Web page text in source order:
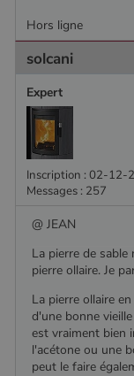
Hors ligne
solcani
Expert
Inscription : 02-12-
Messages : 257
@ JEAN
La pierre de
pierre ollaire. Je
La pierre ollaire
d'une bonne
est vraiment bien
l'acétone ou une
peut le faire